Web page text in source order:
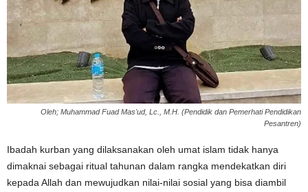
Oleh; Muhammad Fuad Mas'ud, Lc., M.H. (Pendidik dan Pemerhati Pendidikan
Pesantren)
Ibadah kurban yang dilaksanakan oleh umat islam tidak hanya
dimaknai sebagai ritual tahunan dalam rangka mendekatkan diri
kepada Allah dan mewujudkan nilai-nilai sosial yang bisa diambil